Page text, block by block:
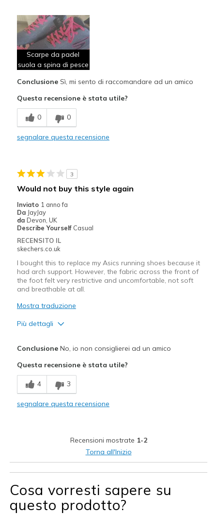
Confortevole
Grande imbottitura
Leggero
Larghezza
Larghezza giusta
Taglie
La taglia piena è troppo
Punti di vista sulle
scarpe
Scarpe da padel
suola a spina di pesce
ConclusioneSì, mi sento di raccomandare ad un amico
Questa recensione è stata utile?
0 0
segnalare questa recensione
3
Would not buy this style again
Inviato 1 anno fa
Da JayJay
da Devon, UK
Describe Yourself Casual
RECENSITO IL
skechers.co.uk
I bought this to replace my Asics running shoes because it
had arch support. However, the fabric across the front of
the foot felt very restrictive and uncomfortable, not soft
and breathable at all.
Mostra traduzione
Più dettagli
Poor Cushioning
Migliori Utilizzi:
Casual Wear
Feels true to size
Shoes are for Wearing
ConclusioneNo, io non consiglierei ad un amico
Questa recensione è stata utile?
4 3
segnalare questa recensione
Recensioni mostrate 1-2
Torna all'Inizio
Cosa vorresti sapere su
questo prodotto?